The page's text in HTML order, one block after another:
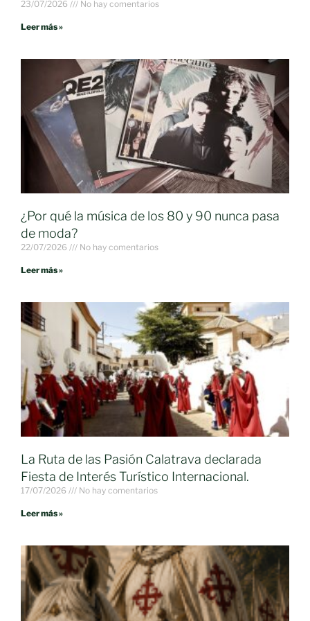
23/07/2026 No hay comentarios
Leer más »
¿Por qué la música de los 80 y 90 nunca pasa
de moda?
22/07/2026 No hay comentarios
Leer más »
La Ruta de las Pasión Calatrava declarada
Fiesta de Interés Turístico Internacional.
17/07/2026 No hay comentarios
Leer más »